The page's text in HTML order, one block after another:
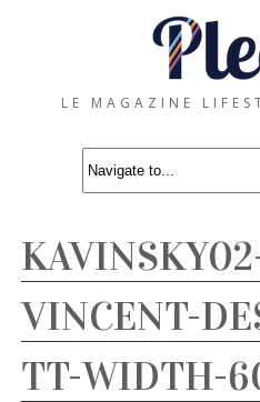
LE MAGAZINE
VINCENT-
TT-WIDTH-